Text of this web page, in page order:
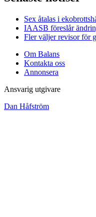
Sex åtalas i
IAASB föreslår
Fler väljer revisor för
Om Balans
Kontakta oss
Annonsera
Ansvarig utgivare
Dan Håfström